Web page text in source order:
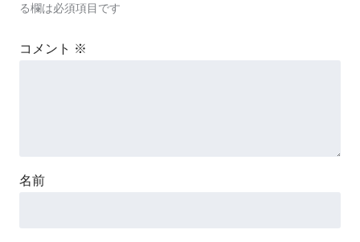
る欄は必須項目です
コメント ※
名前